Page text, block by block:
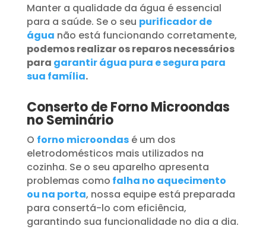
Manter a qualidade da água é essencial
para a saúde. Se o seu purificador de
água não está funcionando corretamente,
podemos realizar os reparos necessários
para garantir água pura e segura para
sua família.
Conserto de Forno Microondas
no Seminário
O forno microondasé um dos
eletrodomésticos mais utilizados na
cozinha. Se o seu aparelho apresenta
problemas como falha no aquecimento
ou na porta, nossa equipe está preparada
para consertá-lo com eficiência,
garantindo sua funcionalidade no dia a dia.